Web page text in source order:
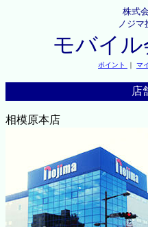
株式
ノジマ
モバイル
ポイント ｜ マ
店
相模原本店